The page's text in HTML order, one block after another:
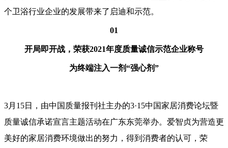
个卫浴行业企业的发展带来了启迪和示范。
01
开局即开战，荣获2021年度质量诚信示范企业称号
为终端注入一剂“强心剂”
3月15日，由中国质量报刊社主办的3·15中国家居消费论坛暨
质量诚信承诺宣言主题活动在广东东莞举办。爱智贞为营造更
美好的家居消费环境做出的努力，得到消费者的认可，荣